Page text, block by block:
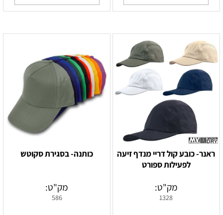
ראנר- כובע קול דריי מנדף זיעה
לפעילות ספורט
מק"ט:
1328
כותנה- בסגירת סקוטש
מק"ט:
586